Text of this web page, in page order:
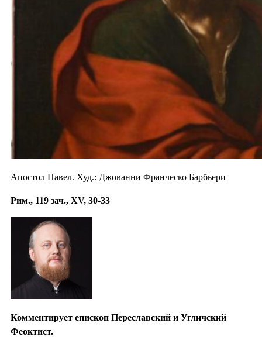
Апостол Павел. Худ.: Джованни Франческо Барбьери
Рим., 119 зач., XV, 30-33
Комментирует епископ Переславский и Угличский
Феоктист.